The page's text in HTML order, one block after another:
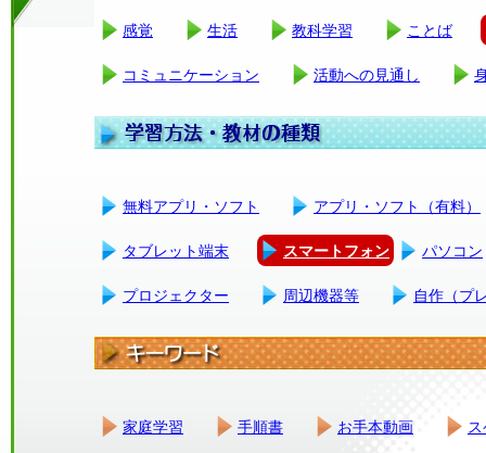
感覚 生活 教科学習 ことば
コミュニケーション 活動への見通し
無料アプリ・ソフト アプリ・ソフト（有料）
タブレット端末 スマートフォン パソコン
プロジェクター 周辺機器等 自作（プ
家庭学習 手順書 お手本動画